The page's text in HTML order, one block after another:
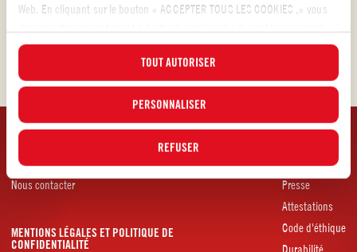
Web. En cliquant sur le bouton « ACCEPTER TOUS LES COOKIES ,» vous
les cookies analytiques et de profilage. Vous pouvez à tout moment choisir
les cookies auxquels vous souhaitez donner votre consentement et
consulter la liste actualisée des cookies en cliquant sur le bouton «
GÉRER ». Pour plus d'informations, veuillez lire notre
des cookies.
TOUT AUTORISER
PERSONNALISER
REFUSER
LE PETIT DERNIER DE LA GAMME BIO MUTTI : LE
DOUBLE CONCENTRÉ DE TOMATES BIO
EN SAVOIR PLUS
SERVICES CLIENT
Nous contacter
ENTREPRISE
Presse
Attestations
Code d'éthique
MENTIONS LÉGALES ET POLITIQUE DE
CONFIDENTIALITÉ